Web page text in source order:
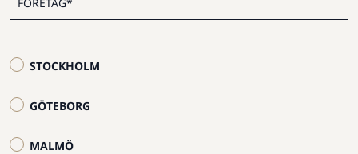
STOCKHOLM
GÖTEBORG
MALMÖ